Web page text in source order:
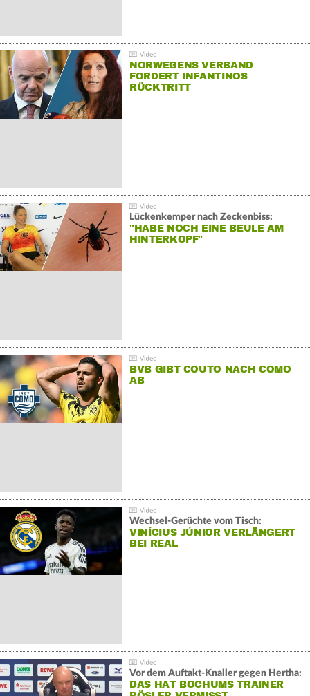
NORWEGENS VERBAND
FORDERT INFANTINOS
RÜCKTRITT
Lückenkemper nach Zeckenbiss:
"HABE NOCH EINE BEULE AM
HINTERKOPF"
BVB GIBT COUTO NACH COMO
AB
Wechsel-Gerüchte vom Tisch:
VINÍCIUS JÚNIOR VERLÄNGERT
BEI REAL
Vor dem Auftakt-Knaller gegen Hertha:
DAS HAT BOCHUMS TRAINER